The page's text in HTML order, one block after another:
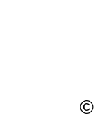
©